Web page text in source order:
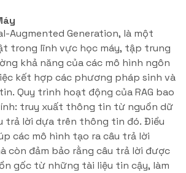
Augmented Generation, là một
trong lĩnh vực học máy, tập trung
khả năng của các mô hình ngôn
kết hợp các phương pháp sinh và
Quy trình hoạt động của RAG bao
truy xuất thông tin từ nguồn dữ
trả lời dựa trên thông tin đó. Điều
các mô hình tạo ra câu trả lời
còn đảm bảo rằng câu trả lời được
gốc từ những tài liệu tin cậy, làm